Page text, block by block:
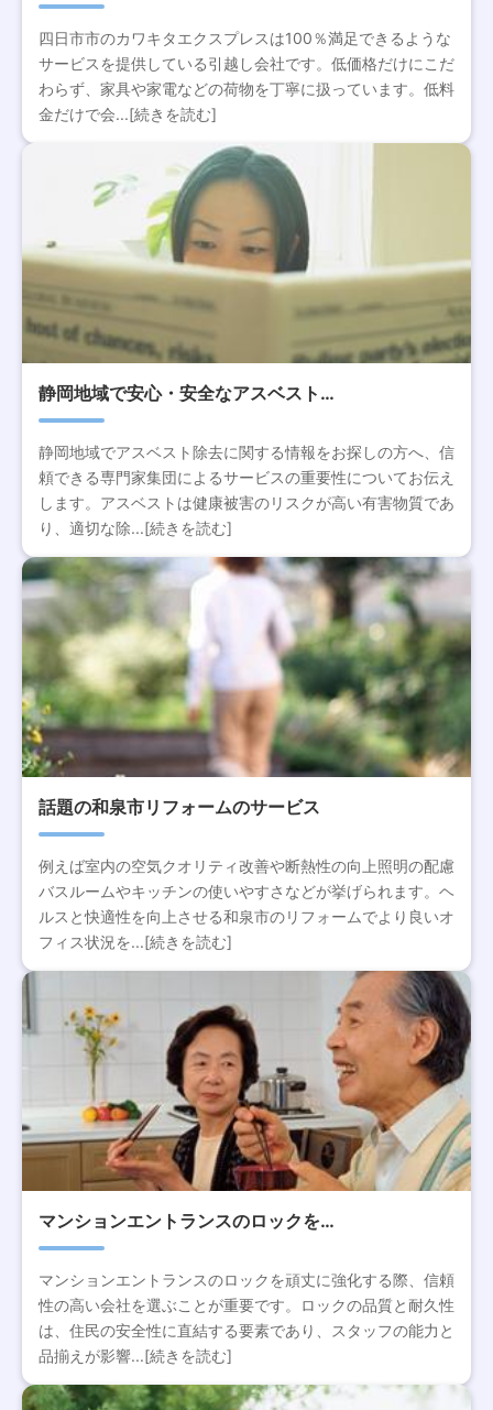
四日市市のカワキタエクスプレスは100％満足できるような
サービスを提供している引越し会社です。低価格だけにこだ
わらず、家具や家電などの荷物を丁寧に扱っています。低料
金だけで会...[続きを読む]
静岡地域で安心・安全なアスベスト…
静岡地域でアスベスト除去に関する情報をお探しの方へ、信
頼できる専門家集団によるサービスの重要性についてお伝え
します。アスベストは健康被害のリスクが高い有害物質であ
り、適切な除...[続きを読む]
話題の和泉市リフォームのサービス
例えば室内の空気クオリティ改善や断熱性の向上照明の配慮
バスルームやキッチンの使いやすさなどが挙げられます。ヘ
ルスと快適性を向上させる和泉市のリフォームでより良いオ
フィス状況を...[続きを読む]
マンションエントランスのロックを…
マンションエントランスのロックを頑丈に強化する際、信頼
性の高い会社を選ぶことが重要です。ロックの品質と耐久性
は、住民の安全性に直結する要素であり、スタッフの能力と
品揃えが影響...[続きを読む]